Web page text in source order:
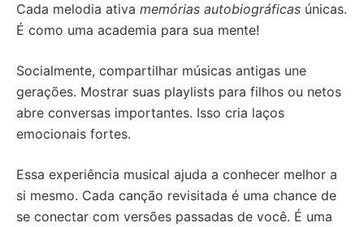
Cada melodia ativa memórias autobiográficas únicas.
É como uma academia para sua mente!
Socialmente, compartilhar músicas antigas une
gerações. Mostrar suas playlists para filhos ou netos
abre conversas importantes. Isso cria laços
emocionais fortes.
Essa experiência musical ajuda a conhecer melhor a
si mesmo. Cada canção revisitada é uma chance de
se conectar com versões passadas de você. É uma